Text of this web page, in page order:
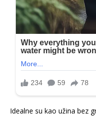
Idealne su kao užina bez